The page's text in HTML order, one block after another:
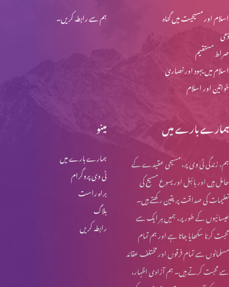
نوح اور تباہی پارٹ 1
بند دروازوں کے پیچھے پارٹ 3
بند دروازوں کے پیچھے پارٹ 2
بند دروازوں کے پیچھے پارٹ 1
وعدہ (حصہ 2)
وعدہ پارٹ 1
ہم سے رابطہ کریں۔
اسلام اور مسیحیت میں گناہ
ذمی
صراط مستقیم
اسلام میں یہود اور نصاریٰ
خواتین اور اسلام
مینو
ہمارے بارے میں
ٹی وی پروگرام
براہ راست
بلاگ
رابطہ کریں
ہمارے بارے میں
ہم، زندگی ٹی وی پر، مسیحی عقیدے کے
حامل ہیں اور بائبل اور یسوع مسیح کی
تعلیمات کی صداقت پر یقین رکھتے ہیں۔
عیسائیوں کے طور پر، ہمیں ہر ایک سے
محبت کرنا سکھایا جاتا ہے اور ہم تمام
مسلمانوں سے تمام فرقوں اور مختلف عقائد
سے محبت کرتے ہیں۔ ہم آزادی اظہار،